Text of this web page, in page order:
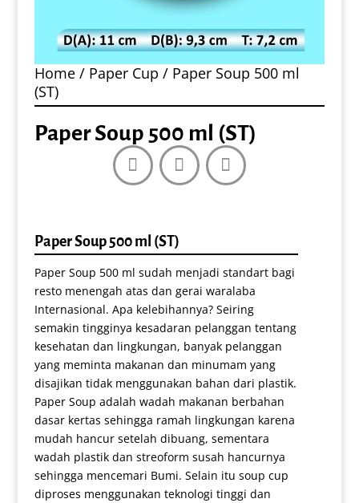
Home/ Paper Cup / Paper Soup 500 ml
(ST)
Paper Soup 500 ml (ST)
Paper Soup 500 ml (ST)
Paper Soup 500 ml sudah menjadi standart bagi
resto menengah atas dan gerai waralaba
Internasional. Apa kelebihannya? Seiring
semakin tingginya kesadaran pelanggan tentang
kesehatan dan lingkungan, banyak pelanggan
yang meminta makanan dan minumam yang
disajikan tidak menggunakan bahan dari plastik.
Paper Soup adalah wadah makanan berbahan
dasar kertas sehingga ramah lingkungan karena
mudah hancur setelah dibuang, sementara
wadah plastik dan streoform susah hancurnya
sehingga mencemari Bumi. Selain itu soup cup
diproses menggunakan teknologi tinggi dan